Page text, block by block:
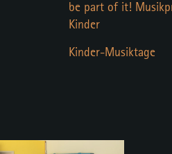
be part of it!
Kinder
Kinder-Musiktage